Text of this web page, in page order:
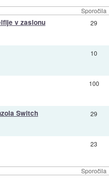
Sporočila
Sporočila
v zaslonu 29
10
100
Switch 29
23